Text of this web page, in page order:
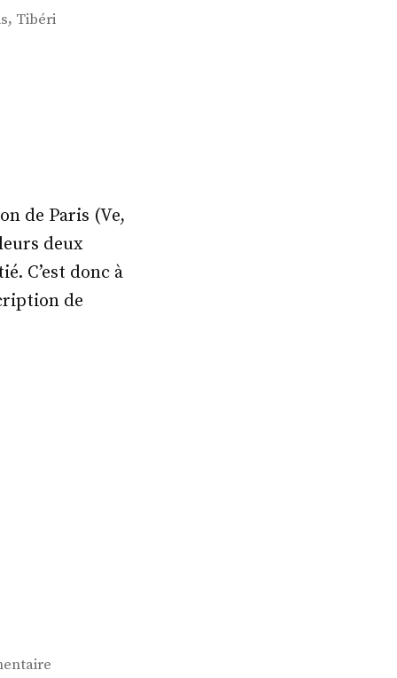
, Tibéri
de Paris (Ve,
deux
C’est donc à
de